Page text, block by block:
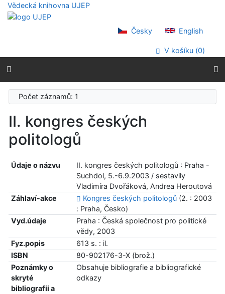
Přejít na obsah
Přejít na menu
Prohlášení o webové přístupnosti
Vědecká knihovna UJEP
Česky English
V košíku (0)
Počet záznamů: 1
II. kongres českých
politologů
Údaje o názvu
II. kongres českých politologů : Praha -
Suchdol, 5.-6.9.2003 / sestavily
Vladimíra Dvořáková, Andrea Heroutová
Záhlaví-akce
Kongres českých politologů(2. : 2003
: Praha, Česko)
Vyd.údaje
Praha : Česká společnost pro politické
vědy, 2003
Fyz.popis
613 s. : il.
ISBN
80-902176-3-X (brož.)
Poznámky o
skryté
bibliografii a
Obsahuje bibliografie a bibliografické
odkazy